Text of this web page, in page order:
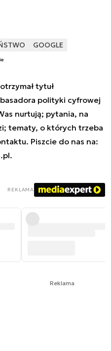
GOOGLE
tytuł
polityki cyfrowej
nurtują; pytania, na
tematy, o których trzeba
Piszcie do nas na:
.
REKLAMA
Reklama